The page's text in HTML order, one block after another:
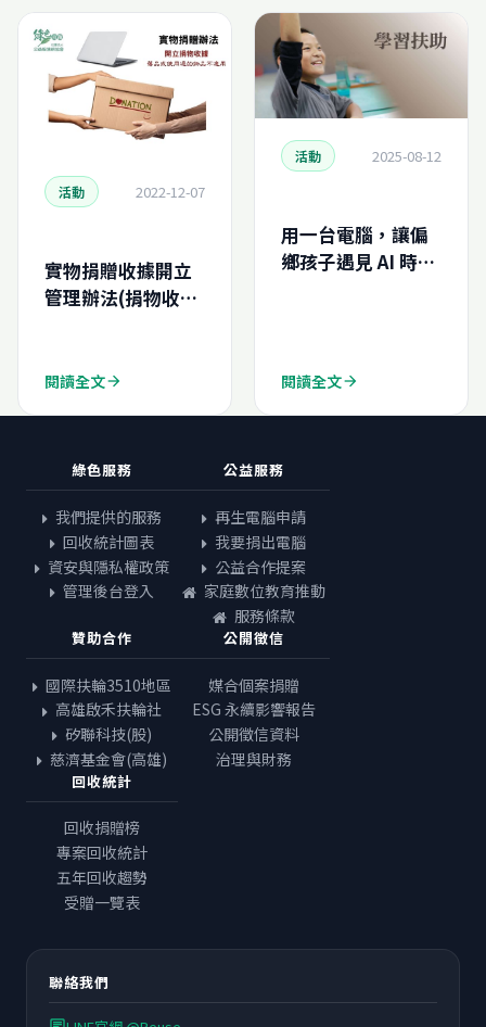
活動 2022-12-07
實物捐贈收據開立
管理辦法(捐物收
閱讀全文arrow_forward
活動 2025-08-12
用一台電腦，讓偏
鄉孩子遇見 AI 時
閱讀全文arrow_forward
綠色服務
我們提供的服務
回收統計圖表
資安與隱私權政策
管理後台登入
公益服務
再生電腦申請
我要捐出電腦
公益合作提案
家庭數位教育推動
服務條款
贊助合作
國際扶輪3510地區
高雄啟禾扶輪社
矽聯科技(股)
慈濟基金會(高雄)
公開徵信
媒合個案捐贈
ESG 永續影響報告
公開徵信資料
治理與財務
回收統計
回收捐贈榜
專案回收統計
五年回收趨勢
受贈一覽表
聯絡我們